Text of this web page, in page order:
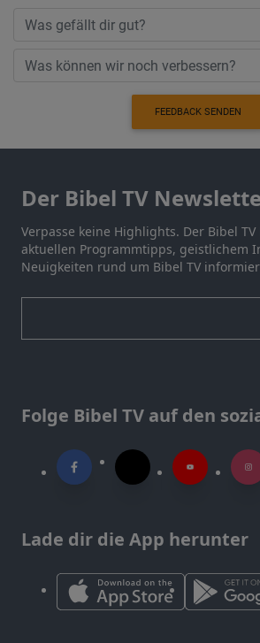
FEEDBACK SENDEN
Der Bibel TV
Verpasse keine Highlights. Der Bibel
aktuellen Programmtipps, geistlichem
Neuigkeiten rund um Bibel TV
Folge Bibel TV auf den
Lade dir die App herunter